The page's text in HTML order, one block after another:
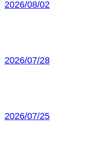
2026/08/02
2026/07/28
2026/07/25